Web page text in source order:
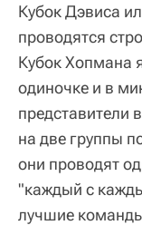
Кубок Дэвиса
проводятся
Кубок Хопмана
одиночке и в
представители
на две группы
они проводят
"каждый с
лучшие